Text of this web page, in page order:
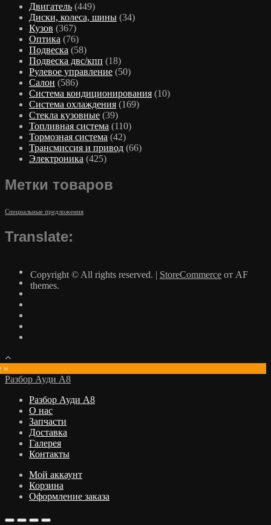
Двигатель (449)
Диски, колеса, шины (34)
Кузов (367)
Оптика (76)
Подвеска (58)
Подвеска двс/кпп (18)
Рулевое управление (50)
Салон (586)
Система кондиционирования (10)
Система охлаждения (169)
Стекла кузовные (39)
Топливная система (110)
Тормозная система (42)
Трансмиссия и привод (66)
Электроника (425)
Метки товаров
Специальные предложения
Translate:
Copyright © All rights reserved. | StoreCommerce от AF
themes.
»
Разбор Ауди А8
Разбор Ауди А8
О нас
Запчасти
Доставка
Галерея
Контакты
Мой аккаунт
Корзина
Оформление заказа